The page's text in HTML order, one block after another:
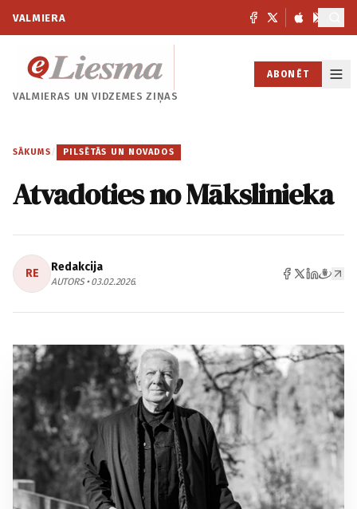
VALMIERA
VALMIERAS UNVIDZEMES ZIŅAS
ABONĒT
SĀKUMS / PILSĒTĀS UN NOVADOS
Atvadoties no Mākslinieka
RE Redakcija
AUTORS • 03.02.2026.